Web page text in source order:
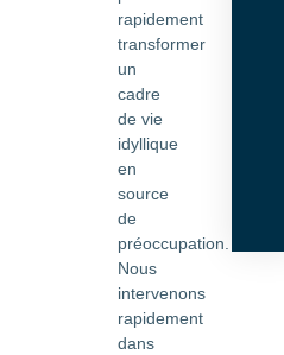
rapidement
transformer
un
cadre
de vie
idyllique
en
source
de
préoccupation.
Nous
intervenons
rapidement
dans